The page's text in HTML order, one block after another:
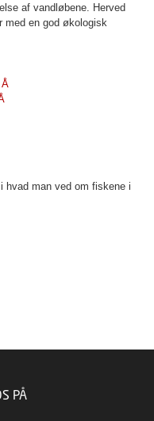
af vandløbene. Herved
med en god økologisk
hvad man ved om fiskene i
PÅ